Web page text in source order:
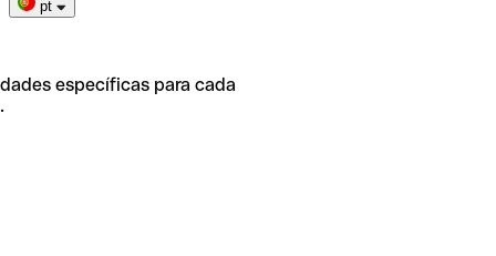
pt
específicas para cada